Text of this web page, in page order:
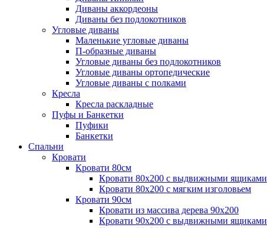
Диваны аккордеоны
Диваны без подлокотников
Угловые диваны
Маленькие угловые диваны
П-образные диваны
Угловые диваны без подлокотников
Угловые диваны ортопедические
Угловые диваны с полками
Кресла
Кресла раскладные
Пуфы и Банкетки
Пуфики
Банкетки
Спальни
Кровати
Кровати 80см
Кровати 80х200 с выдвижными ящиками
Кровати 80х200 с мягким изголовьем
Кровати 90см
Кровати из массива дерева 90х200
Кровати 90х200 с выдвижными ящиками